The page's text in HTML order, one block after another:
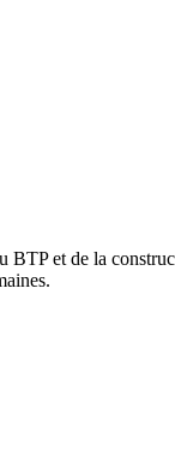
BTP et de la